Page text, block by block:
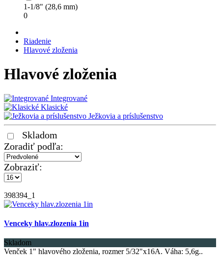
1-1/8" (28,6 mm)
0
Riadenie
Hlavové zloženia
Hlavové zloženia
Integrované
Klasické
Ježkovia a príslušenstvo
Skladom
Zoradiť podľa:
Zobraziť:
398394_1
Venceky hlav.zlozenia 1in
Skladom
Venček 1" hlavového zloženia, rozmer 5/32"x16A. Váha: 5,6g..